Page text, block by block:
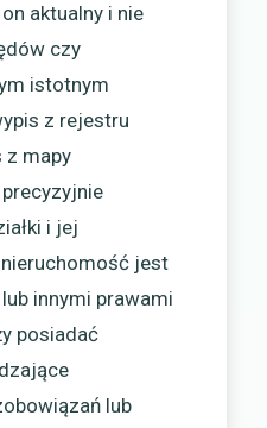
aktualny i nie
czy
istotnym
z rejestru
z mapy
i jej
jest
innymi prawami
posiadać
lub